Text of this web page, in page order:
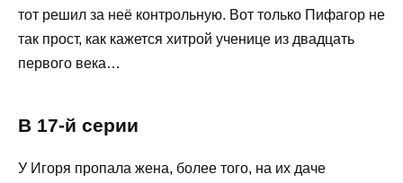
тот решил за неё контрольную. Вот только Пифагор не
так прост, как кажется хитрой ученице из двадцать
первого века…
В 17-й серии
У Игоря пропала жена, более того, на их даче